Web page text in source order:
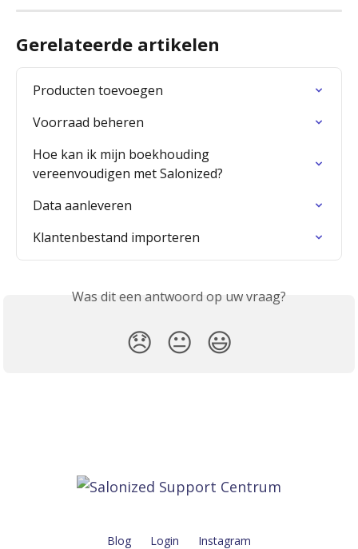
Gerelateerde artikelen
Producten toevoegen
Voorraad beheren
Hoe kan ik mijn boekhouding
vereenvoudigen met Salonized?
Data aanleveren
Klantenbestand importeren
Was dit een antwoord op uw vraag?
😞 😐 😃
Blog Login Instagram